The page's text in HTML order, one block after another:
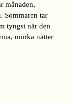
månaden,
Sommaren tar
tyngst när den
mörka nätter